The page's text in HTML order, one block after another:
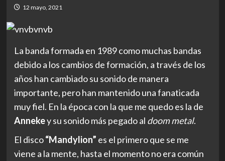
12 mayo, 2021
La banda formada en 1989 como muchas bandas
debido a los cambios de formación, a través de los
años han cambiado su sonido de manera
importante, pero han mantenido una fanaticada
muy fiel. En la época con la que me quedo es la de
Annekey su sonido más pegado al doom metal.
El disco“Mandylion” es el primero que se me
viene a la mente, hasta el momento no era común